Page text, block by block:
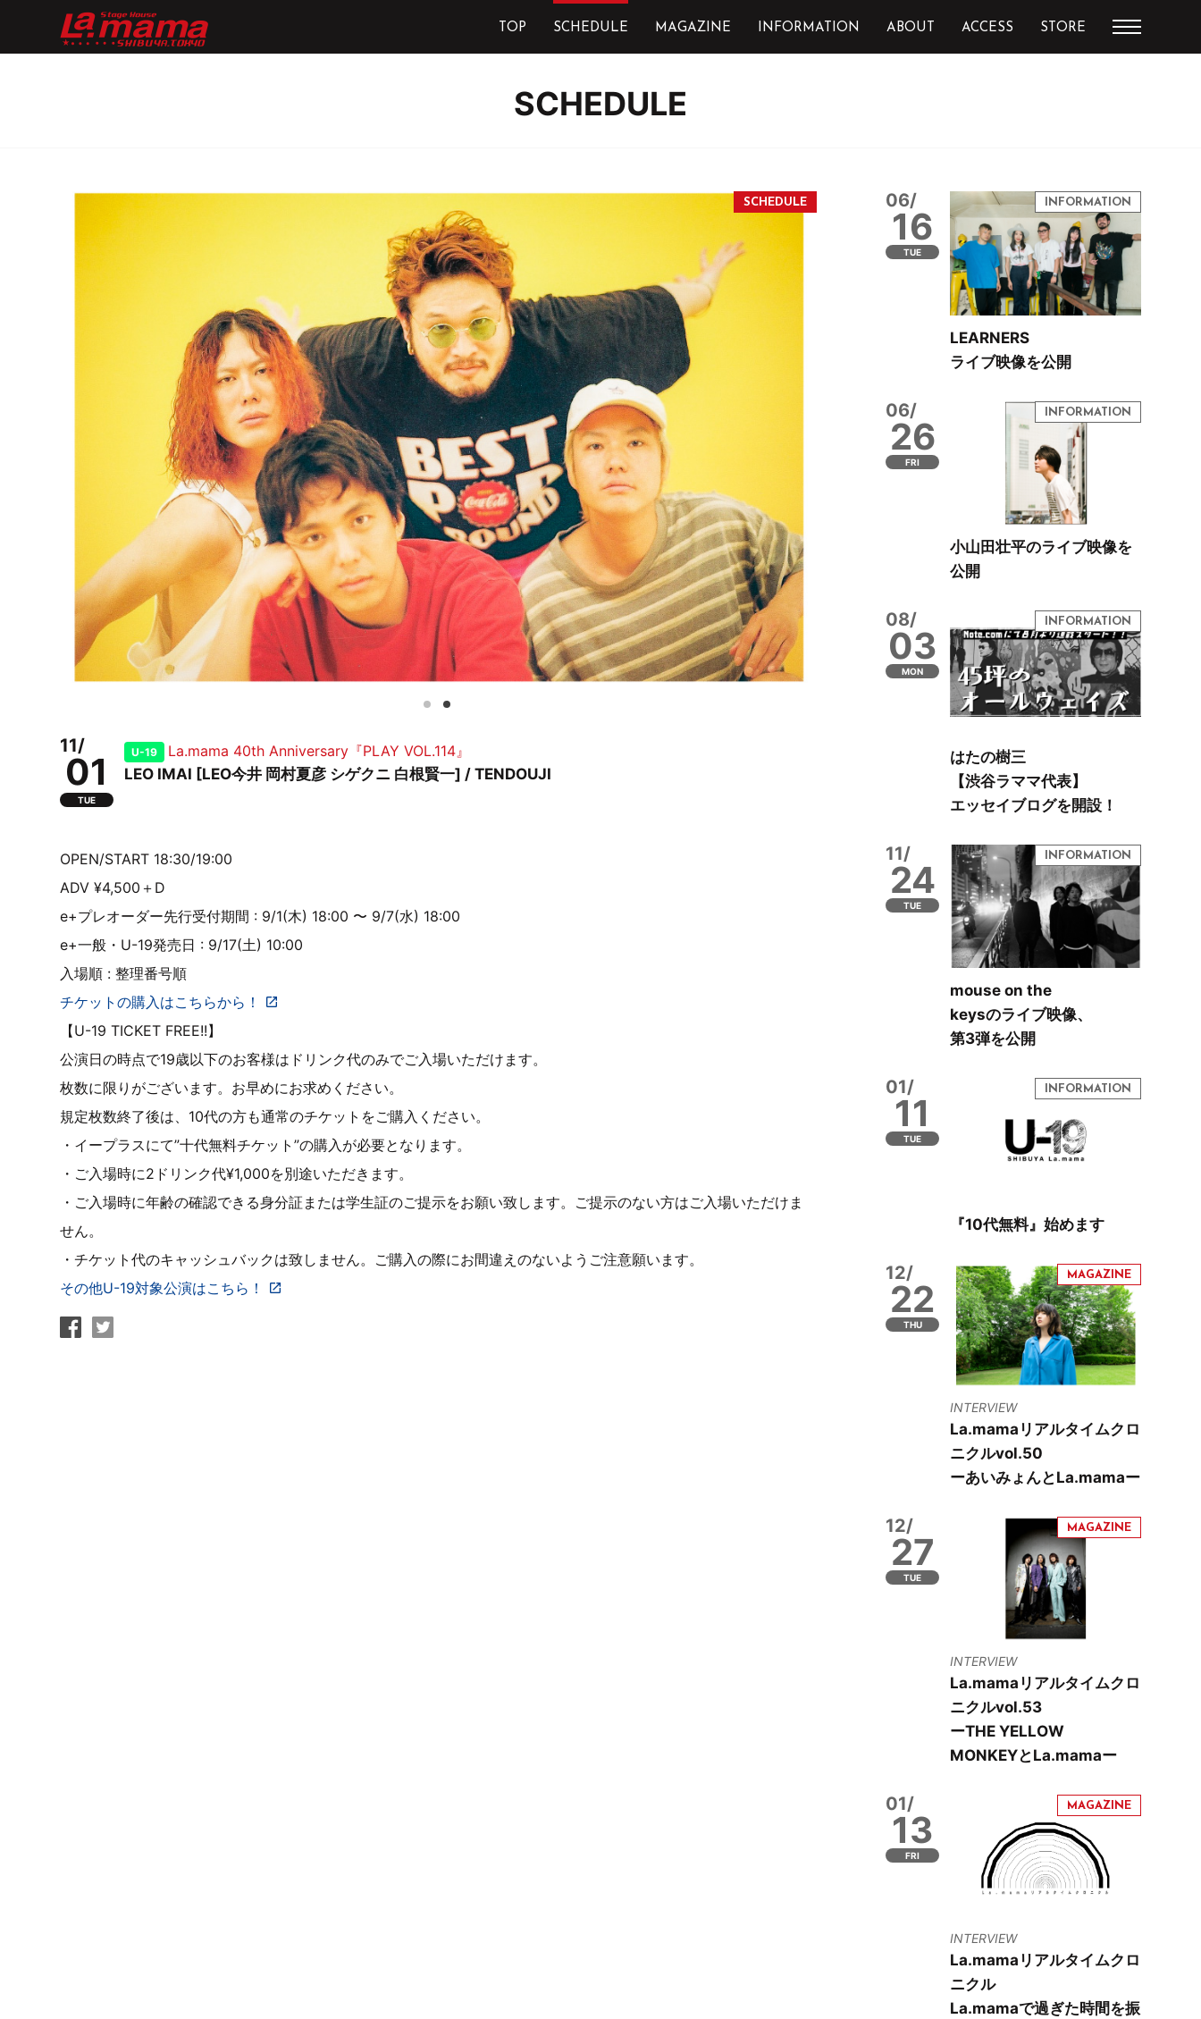
TOP SCHEDULE MAGAZINE INFORMATION ABOUT ACCESS STORE
SCHEDULE
11/
01
TUE
U-19
La.mama 40th Anniversary『PLAY VOL.114』
LEO IMAI [LEO今井 岡村夏彦 シゲクニ 白根賢一] / TENDOUJI
OPEN/START 18:30/19:00
ADV ¥4,500＋D
e+プレオーダー先行受付期間 : 9/1(木) 18:00 〜 9/7(水) 18:00
e+一般・U-19発売日 : 9/17(土) 10:00
入場順 : 整理番号順
チケットの購入はこちらから！
【U-19 TICKET FREE!!】
公演日の時点で19歳以下のお客様はドリンク代のみでご入場いただけます。
枚数に限りがございます。お早めにお求めください。
規定枚数終了後は、10代の方も通常のチケットをご購入ください。
・イープラスにて”十代無料チケット”の購入が必要となります。
・ご入場時に2ドリンク代¥1,000を別途いただきます。
・ご入場時に年齢の確認できる身分証または学生証のご提示をお願い致します。ご提示のない方はご入場いただけま
せん。
・チケット代のキャッシュバックは致しません。ご購入の際にお間違えのないようご注意願います。
その他U-19対象公演はこちら！
06/
16
TUE
LEARNERS
ライブ映像を公開
06/
26
FRI
小山田壮平のライブ映像を
公開
08/
03
MON
はたの樹三
【渋谷ラママ代表】
エッセイブログを開設！
11/
24
TUE
mouse on the
keysのライブ映像、
第3弾を公開
01/
11
TUE
『10代無料』始めます
12/
22
THU
INTERVIEW
La.mamaリアルタイムクロ
ニクルvol.50
ーあいみょんとLa.mamaー
12/
27
TUE
INTERVIEW
La.mamaリアルタイムクロ
ニクルvol.53
ーTHE YELLOW
MONKEYとLa.mamaー
01/
13
FRI
INTERVIEW
La.mamaリアルタイムクロ
ニクル
La.mamaで過ぎた時間を振